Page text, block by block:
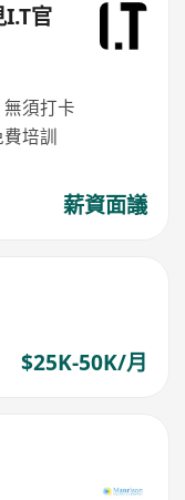
I.T官
須打卡
培訓
薪資面議
$25K-50K/月